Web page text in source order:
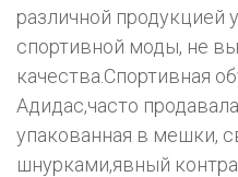
различной продукцией
спортивной моды, не
качества.Спортивная
Адидас,часто
упакованная в мешки,
шнурками,явный